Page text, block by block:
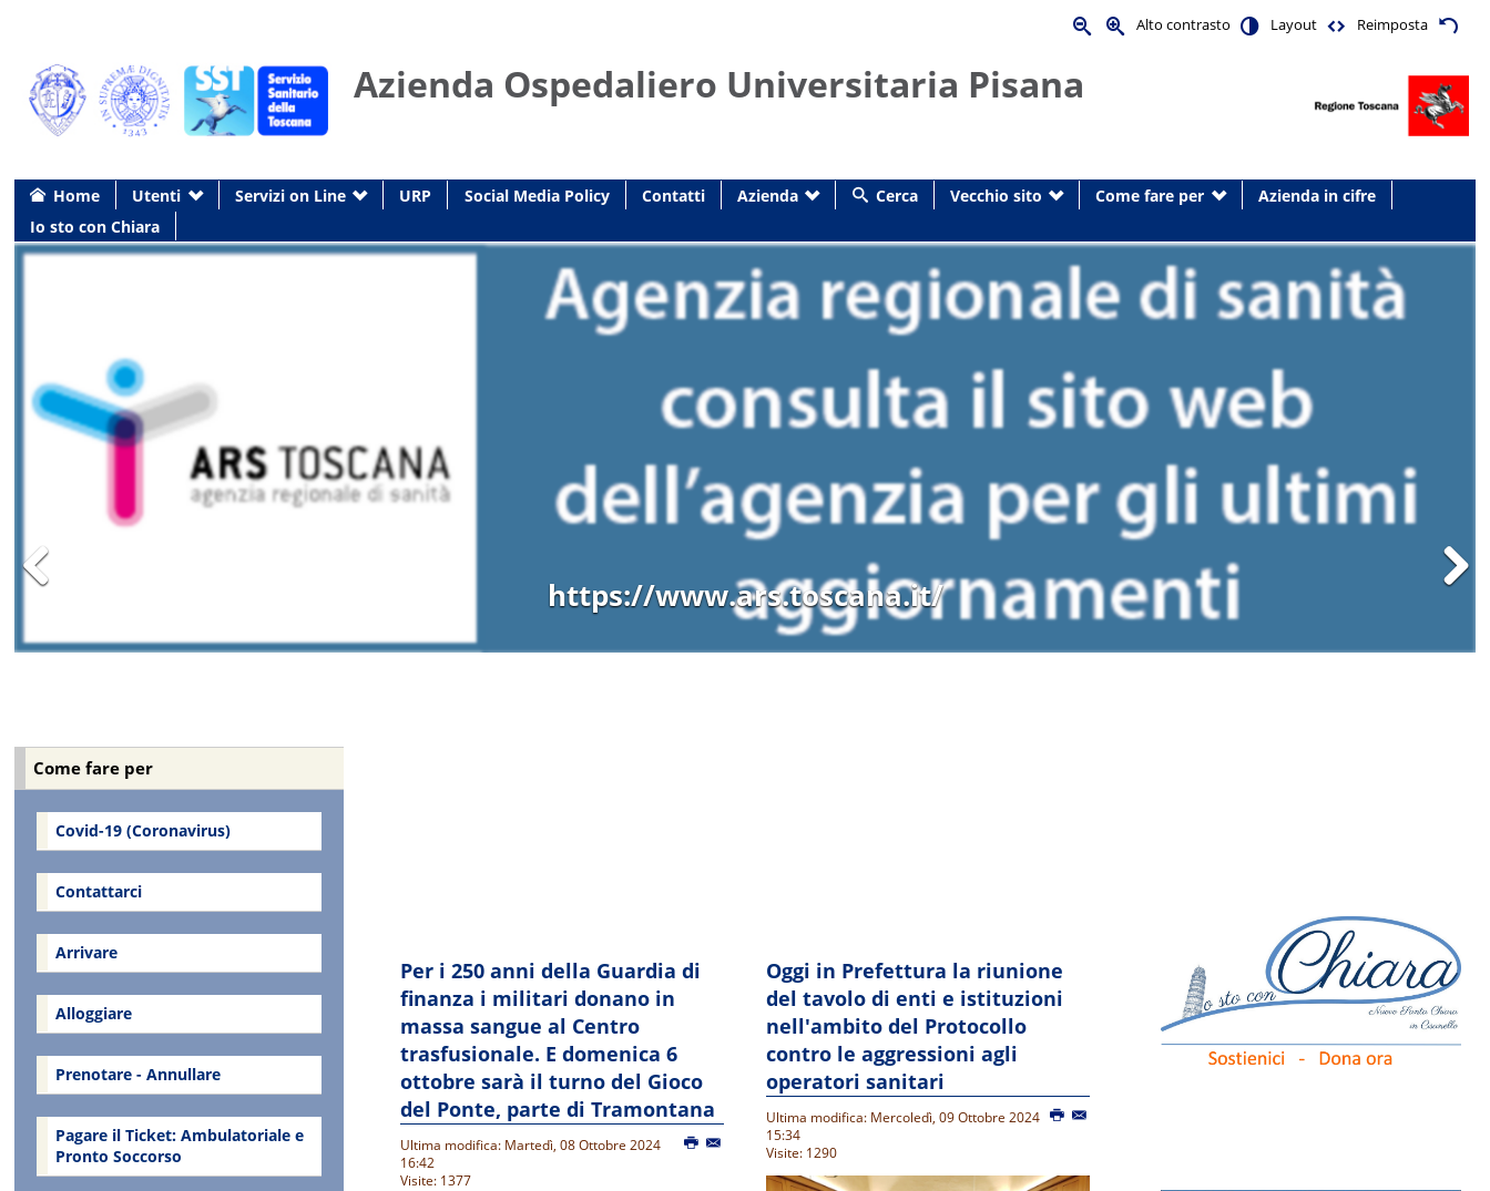
Alto contrasto Layout Reimposta
Azienda Ospedaliero Universitaria Pisana
Home Utenti Servizi on Line URP Social Media Policy Contatti Azienda Cerca Vecchio sito Come fare per
Azienda in cifre
Io sto con Chiara
https://www.regione.toscana.it/-/progetto-mamma-segreta
Per i 250 anni della Guardia di
finanza i militari donano in
massa sangue al Centro
trasfusionale. E domenica 6
ottobre sarà il turno del Gioco
del Ponte, parte di Tramontana
Ultima modifica: Martedì, 08 Ottobre 2024
16:42
Visite: 1377
Oggi in Prefettura la riunione
del tavolo di enti e istituzioni
nell'ambito del Protocollo
contro le aggressioni agli
operatori sanitari
Ultima modifica: Mercoledì, 09 Ottobre 2024
15:34
Visite: 1290
Come fare per
Covid-19 (Coronavirus)
Contattarci
Arrivare
Alloggiare
Prenotare - Annullare
Pagare il Ticket: Ambulatoriale e
Pronto Soccorso